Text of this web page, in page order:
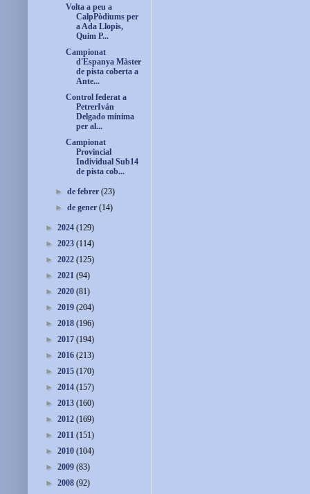
Volta a peu a
CalpPòdiums per
a Ada Llopis,
Quim P...
Campionat
d'Espanya Màster
de pista coberta a
Ante...
Control federat a
PetrerIván
Delgado mínima
per al...
Campionat
Provincial
Individual Sub14
de pista cob...
►de febrer(23)
►de gener(14)
► 2024 (129)
► 2023 (114)
► 2022 (125)
► 2021 (94)
► 2020 (81)
► 2019 (204)
► 2018 (196)
► 2017 (194)
► 2016 (213)
► 2015 (170)
► 2014 (157)
► 2013 (160)
► 2012 (169)
► 2011 (151)
► 2010 (104)
► 2009 (83)
► 2008 (92)